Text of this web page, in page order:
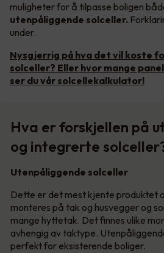
muligheter for å tilpasse boligen
utenpåliggende solceller.
under.
Nysgjerrig på hva det vil koste
solceller? Eller hvor mange
ser du vår solcellekalkulator!
Hva er forskjellen på
og integrerte
Utenpåliggende solceller
Dette er det mest kjente produktet
monteres på tak og husvegger og
mange hyttetak. Det finnes ulike
avhengig av taktype.
perfekt for eksisterende boliger.